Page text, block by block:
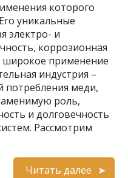
которого
уникальные
электро- и
коррозионная
широкое применение
индустрия –
потребления меди,
роль,
и долговечность
Рассмотрим
Читать далее